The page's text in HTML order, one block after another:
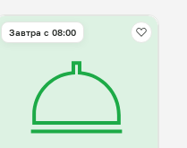
Завтра c 08:00